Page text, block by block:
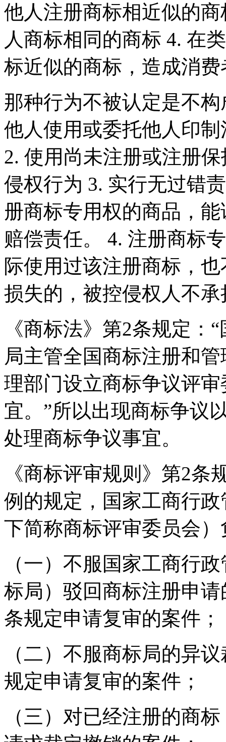
他人注册商标相近似的
人商标相同的商标 4. 在
标近似的商标，造成消
那种行为不被认定是不
他人使用或委托他人印
2. 使用尚未注册或注册
侵权行为 3. 实行无过错
册商标专用权的商品，
赔偿责任。 4. 注册商标
际使用过该注册商标，
损失的，被控侵权人不
《商标法》第2条规定：
局主管全国商标注册和
理部门设立商标争议评
宜。”所以出现商标争议
处理商标争议事宜。
《商标评审规则》第2条
例的规定，国家工商行
下简称商标评审委员会
（一）不服国家工商行
标局）驳回商标注册申
条规定申请复审的案件；
（二）不服商标局的异
规定申请复审的案件；
（三）对已经注册的商